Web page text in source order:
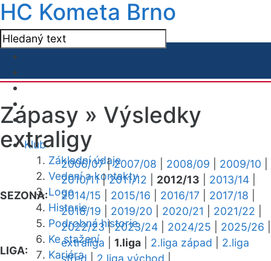
HC Kometa Brno
Klub
Základní údaje
Vedení a kontakty
Logo
Historie
Podrobná historie
Ke stažení
Kariéra
Zápasy » Výsledky
extraligy
SEZONA:
2006/07|2007/08 2008/09 2009/10
2010/11|2011/12 2012/13 2013/14
2014/15
2015/16 2016/17 2017/18
2018/19
2019/20 2020/21 2021/22
2022/23|2023/24 2024/25 2025/26
LIGA:
extraliga 1.liga 2.liga západ
2.liga
střed
2.liga východ